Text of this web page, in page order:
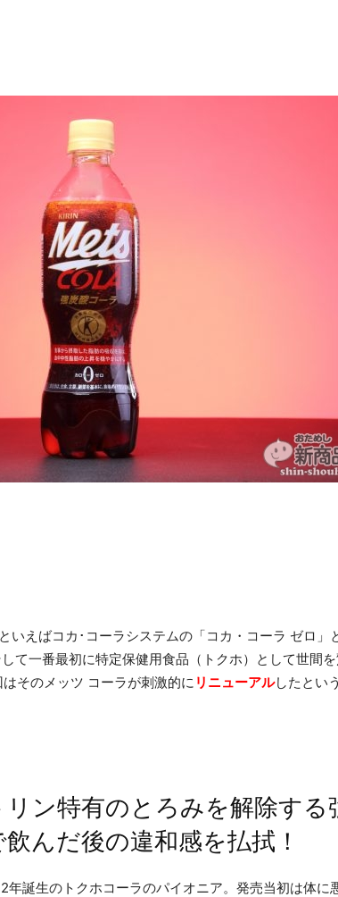
いえばコカ･コーラシステムの「コカ・コーラ ゼロ」
て一番最初に特定保健用食品（トクホ）として世間
そのメッツ コーラが刺激的に リニューアルしたとい
ン特有のとろみを解除する
んだ後の違和感を払拭！
年誕生のトクホコーラのパイオニア。発売当初は体に